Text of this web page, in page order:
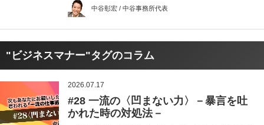
中谷彰宏 / 中谷事務所代表
"ビジネスマナー"タグのコラム
2026.07.17
#28 一流の〈凹まない力〉－暴言を吐
かれた時の対処法－